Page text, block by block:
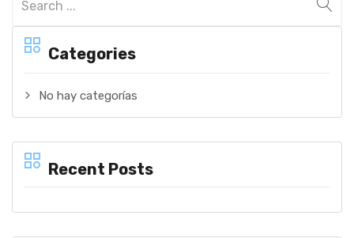
Categories
No hay categorías
Recent Posts